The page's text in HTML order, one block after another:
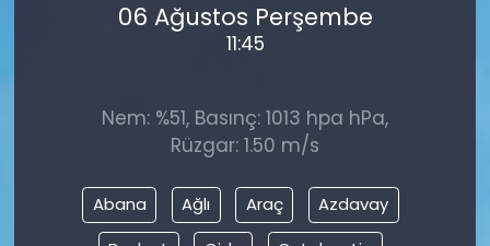
06 Ağustos Perşembe
11:45
Nem: %51, Basınç: 1013 hpa hPa,
Rüzgar: 1.50 m/s
Abana Ağlı Araç
Azdavay
Siyaset
TEKNOLOJİ
Yaşam